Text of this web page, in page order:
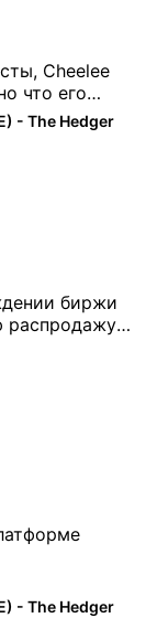
Cheelee
что его
vpn.
др ...
- The Hedger
распродажу
Кайко , 5
- The Hedger